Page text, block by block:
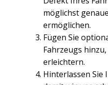
möglichst
ermöglichen.
Fügen Sie
Fahrzeugs
erleichtern.
Hinterlassen Sie